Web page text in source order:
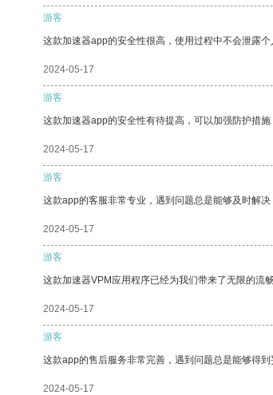
游客
这款加速器app的安全性很高，使用过程中不会泄露
2024-05-17
游客
这款加速器app的安全性有待提高，可以加强防护措施
2024-05-17
游客
这款app的客服非常专业，遇到问题总是能够及时解决
2024-05-17
游客
这款加速器VPM应用程序已经为我们带来了无限的流
2024-05-17
游客
这款app的售后服务非常完善，遇到问题总是能够得到
2024-05-17